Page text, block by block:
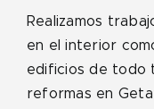
Realizamos
en el interior
edificios de todo
reformas en